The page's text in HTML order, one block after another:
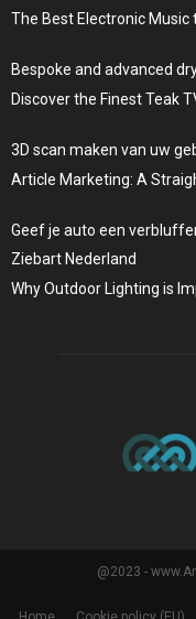
The Best Electronic Music
Bespoke and advanced
Discover the Finest Teak
3D scan maken van uw
Article Marketing: A
Geef je auto een
Ziebart Nederland
Why Outdoor Lighting is
@2023 -